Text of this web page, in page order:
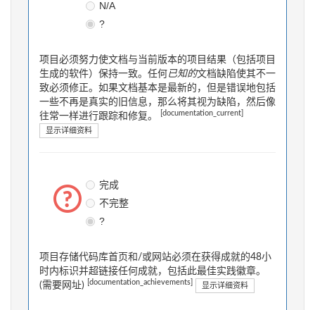
N/A
?
项目必须努力使文档与当前版本的项目结果（包括项目
生成的软件）保持一致。任何 已知的文档缺陷使其不一
致必须修正。如果文档基本是最新的，但是错误地包括
一些不再是真实的旧信息，那么将其视为缺陷，然后像
往常一样进行跟踪和修复。
[documentation_current]
显示详细资料
完成
不完整
?
项目存储代码库首页和/或网站必须在获得成就的48小
时内标识并超链接任何成就，包括此最佳实践徽章。
(需要网址)
[documentation_achievements] 显示详细资料